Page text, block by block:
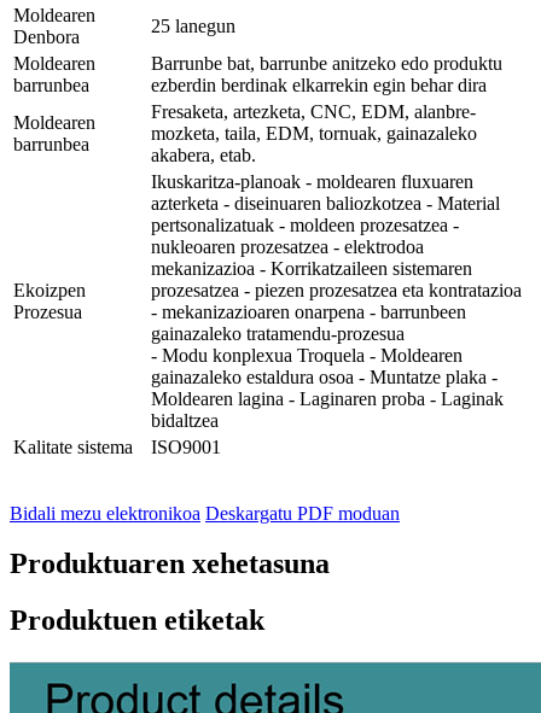
Moldearen
Denbora
25 lanegun
Moldearen
barrunbea
Barrunbe bat, barrunbe anitzeko edo produktu
ezberdin berdinak elkarrekin egin behar dira
Moldearen
barrunbea
Fresaketa, artezketa, CNC, EDM, alanbre-
mozketa, taila, EDM, tornuak, gainazaleko
akabera, etab.
Ekoizpen
Prozesua
Ikuskaritza-planoak - moldearen fluxuaren
azterketa - diseinuaren baliozkotzea - ​​Material
pertsonalizatuak - moldeen prozesatzea - ​​
nukleoaren prozesatzea - ​​elektrodoa
mekanizazioa - Korrikatzaileen sistemaren
prozesatzea - ​​piezen prozesatzea eta kontratazioa
- mekanizazioaren onarpena - barrunbeen
gainazaleko tratamendu-prozesua
- Modu konplexua Troquela - Moldearen
gainazaleko estaldura osoa - Muntatze plaka -
Moldearen lagina - Laginaren proba - Laginak
bidaltzea
Kalitate sistema
ISO9001
Bidali mezu elektronikoa Deskargatu PDF moduan
Produktuaren xehetasuna
Produktuen etiketak